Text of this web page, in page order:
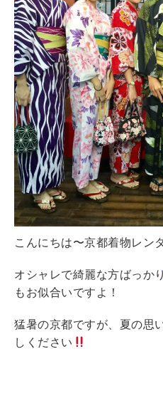
こんにちは〜京都着物レン
オシャレで綺麗な方ばっかり
もお似合いですよ！
猛暑の京都ですが、夏の思
しください